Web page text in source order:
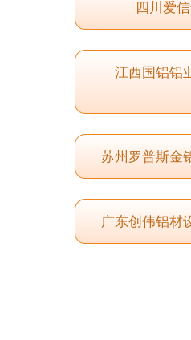
四川爱
江西国铝铝
苏州罗普斯金
广东创伟铝材